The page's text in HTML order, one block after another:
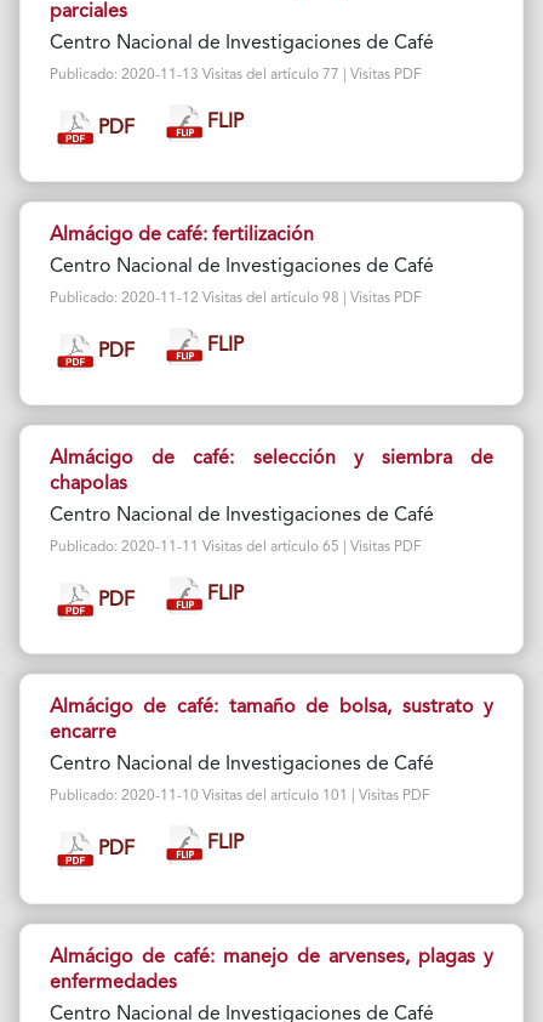
parciales
Centro Nacional de Investigaciones de Café
Publicado: 2020-11-13 Visitas del artículo 77 | Visitas PDF
PDF FLIP
Almácigo de café: fertilización
Centro Nacional de Investigaciones de Café
Publicado: 2020-11-12 Visitas del artículo 98 | Visitas PDF
PDF FLIP
Almácigo de café: selección y siembra de
chapolas
Centro Nacional de Investigaciones de Café
Publicado: 2020-11-11 Visitas del artículo 65 | Visitas PDF
PDF FLIP
Almácigo de café: tamaño de bolsa, sustrato y
encarre
Centro Nacional de Investigaciones de Café
Publicado: 2020-11-10 Visitas del artículo 101 | Visitas PDF
PDF FLIP
Almácigo de café: manejo de arvenses, plagas y
enfermedades
Centro Nacional de Investigaciones de Café